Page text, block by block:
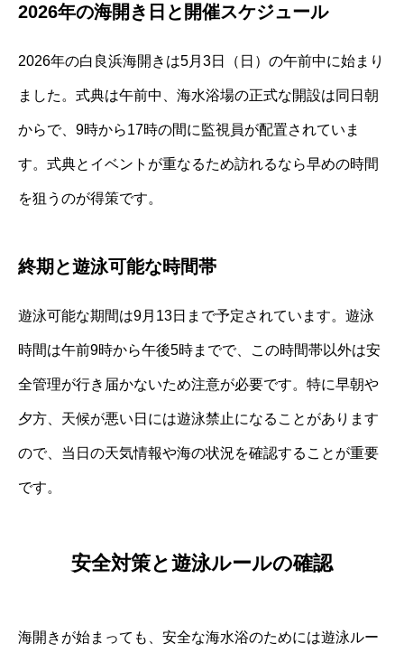
2026年の海開き日と開催スケジュール
2026年の白良浜海開きは5月3日（日）の午前中に始まり
ました。式典は午前中、海水浴場の正式な開設は同日朝
からで、9時から17時の間に監視員が配置されていま
す。式典とイベントが重なるため訪れるなら早めの時間
を狙うのが得策です。
終期と遊泳可能な時間帯
遊泳可能な期間は9月13日まで予定されています。遊泳
時間は午前9時から午後5時までで、この時間帯以外は安
全管理が行き届かないため注意が必要です。特に早朝や
夕方、天候が悪い日には遊泳禁止になることがあります
ので、当日の天気情報や海の状況を確認することが重要
です。
安全対策と遊泳ルールの確認
海開きが始まっても、安全な海水浴のためには遊泳ルー